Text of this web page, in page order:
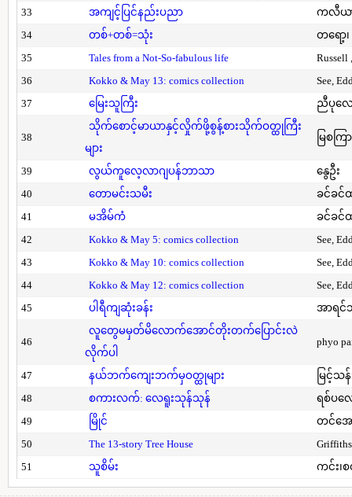
33
အကျင့်ပြင်နည်းပညာ
ကလီယာ
34
တစ်+တစ်=သုံး
တရော့၊
35
Tales from a Not-So-fabulous life
Russell
36
Kokko & May 13: comics collection
See,
37
မြေးသူကြီး ညီပုလေ
38
သိုက်စောင့်မာယာနှင့်လှိုက်ဖို့စွန့်စားသိုက်ဝတ္ထုကြီး
များ
မြစကြာ
39 လွယ်ကူလေ့လာဂျပန်ဘာသာ
နွေဦး
40
တောမင်းသမီး
ခင်ခင်
41
မအိမ်ကံ
ခင်ခင်
42
Kokko & May 5: comics collection
See,
43
Kokko & May 10: comics collection
See,
44
Kokko & May 12: comics collection
See,
45
ပါရီကျဆုံးခန်း အာရင်
46
လူတွေမမှတ်မိလောက်အောင်တိုးတက်ပြောင်းလဲ
လိုက်ပါ
phyo
47 နယ်ဘက်ကျေးဘက်မှဝတ္ထုများ
မြင့်သန်
48
စကားလက်: လေရူးသုန်သုန်
ရစ်ပလ
49
မြိုင်
တင်အေ
50
The 13-story Tree House
51
သူစိမ်း ကင်း၊